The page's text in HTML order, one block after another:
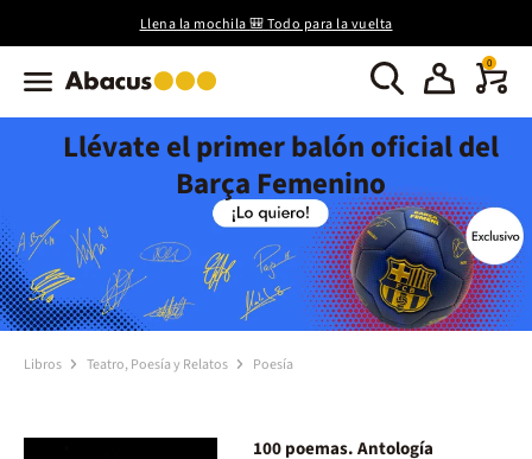
Llena la mochila 🎒 Todo para la vuelta
0
Llévate el primer balón oficial del
Barça Femenino
Libros Teatro, Poesía y Relatos Poesía
100 poemas. Antología